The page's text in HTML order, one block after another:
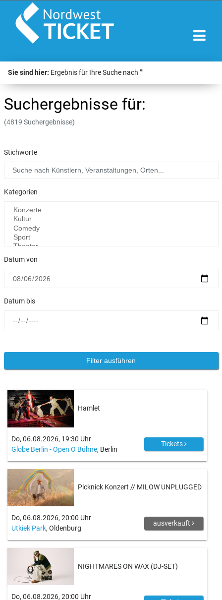
Sie sind hier: Ergebnis für Ihre Suche nach ""
Suchergebnisse für:
(4819 Suchergebnisse)
Stichworte
Kategorien
Datum von
Datum bis
Hamlet
Do, 06.08.2026, 19:30 Uhr
Globe Berlin - Open O Bühne, Berlin
Tickets
Picknick Konzert // MILOW UNPLUGGED
Do, 06.08.2026, 20:00 Uhr
Utkiek Park, Oldenburg
ausverkauft
NIGHTMARES ON WAX (DJ-SET)
Do, 06.08.2026, 20:00 Uhr